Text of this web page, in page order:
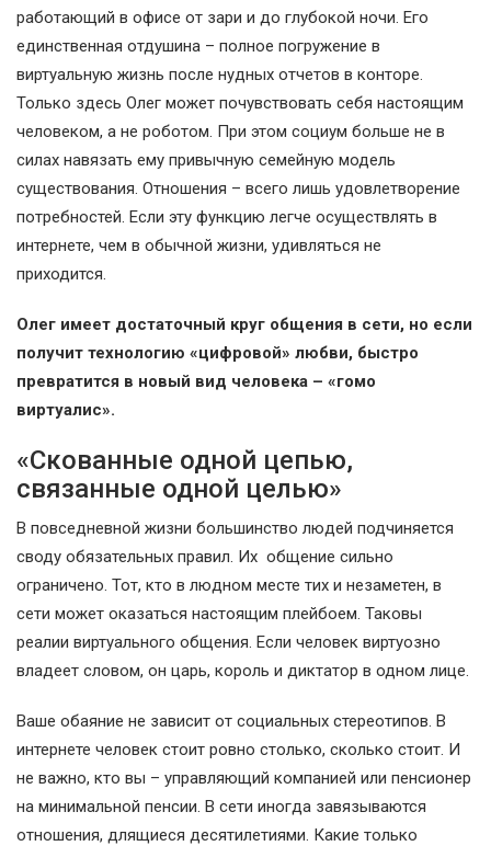
работающий в офисе от зари и до глубокой ночи. Его
единственная отдушина – полное погружение в
виртуальную жизнь после нудных отчетов в конторе.
Только здесь Олег может почувствовать себя настоящим
человеком, а не роботом. При этом социум больше не в
силах навязать ему привычную семейную модель
существования. Отношения – всего лишь удовлетворение
потребностей. Если эту функцию легче осуществлять в
интернете, чем в обычной жизни, удивляться не
приходится.
Олег имеет достаточный круг общения в сети, но если
получит технологию «цифровой» любви, быстро
превратится в новый вид человека – «гомо
виртуалис».
«Скованные одной цепью,
связанные одной целью»
В повседневной жизни большинство людей подчиняется
своду обязательных правил. Их общение сильно
ограничено. Тот, кто в людном месте тих и незаметен, в
сети может оказаться настоящим плейбоем. Таковы
реалии виртуального общения. Если человек виртуозно
владеет словом, он царь, король и диктатор в одном лице.
Ваше обаяние не зависит от социальных стереотипов. В
интернете человек стоит ровно столько, сколько стоит. И
не важно, кто вы – управляющий компанией или пенсионер
на минимальной пенсии. В сети иногда завязываются
отношения, длящиеся десятилетиями. Какие только